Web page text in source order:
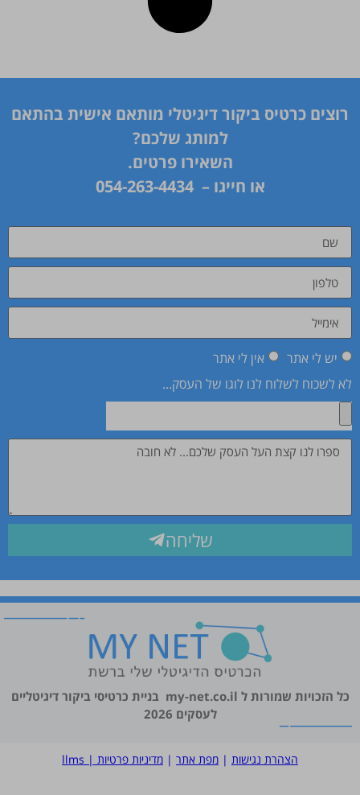
רוצים כרטיס ביקור דיגיטלי מותאם אישית בהתאם
למותג שלכם?
השאירו פרטים.
או חייגו –054-263-4434
יש לי אתר
אין לי אתר
לא לשכוח לשלוח לנו לוגו של העסק...
שליחה
כל הזכויות שמורות ל my-net.co.il בניית כרטיסי ביקור דיגיטליים
לעסקים 2026
הצהרת נגישות | מפת אתר | מדיניות פרטיות |
llms